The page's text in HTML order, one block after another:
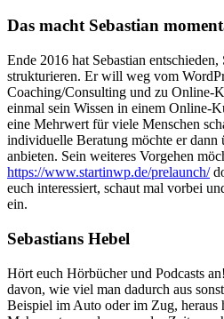
Das macht Sebastian
Ende 2016 hat Sebastian
strukturieren. Er will weg vom
Coaching/Consulting und zu Online-
einmal sein Wissen in einem Online-
eine Mehrwert für viele Menschen
individuelle Beratung möchte er dann
anbieten. Sein weiteres Vorgehen
https://www.startinwp.de/prelaunch/
euch interessiert, schaut mal vorbei
ein.
Sebastians Hebel
Hört euch Hörbücher und Podcasts
davon, wie viel man dadurch aus
Beispiel im Auto oder im Zug, heraus